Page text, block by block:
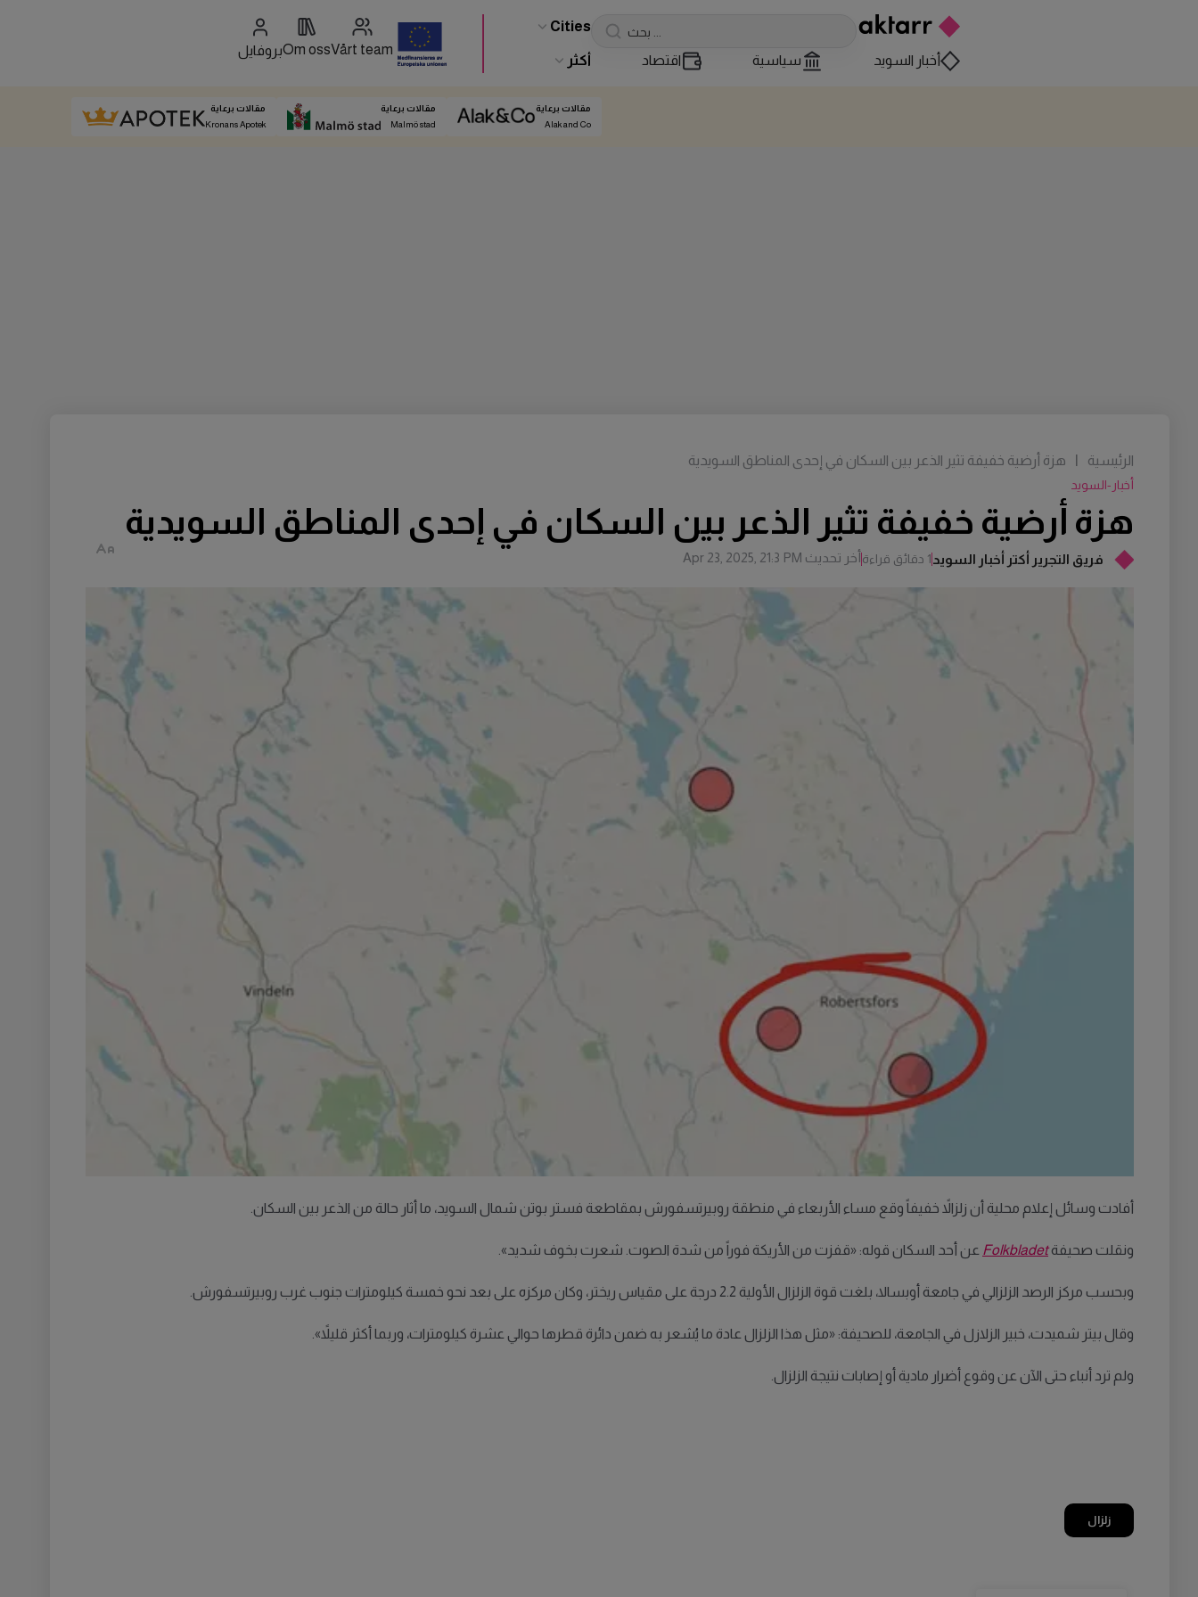
Cities
أخبار السويد سياسية اقتصاد أكثر
Vårt team
Om ossبروفايل
مقالات برعاية
Alak and Co
مقالات برعاية
Malmö stad
مقالات برعاية
Kronans Apotek
فريق التجرير أكتر أخبار السويد1 دقائق قراءة أخر تحديث Apr 23, 2025, 21:3 PM
هزة أرضية خفيفة تثير الذعر بين السكان في إحدى المناطق السويدية
أخبار-السويد
الرئيسية هزة أرضية خفيفة تثير الذعر بين السكان في إحدى المناطق السويدية
أفادت وسائل إعلام محلية أن زلزالاً خفيفاً وقع مساء الأربعاء في منطقة روبيرتسفورش بمقاطعة فستر بوتن شمال السويد، ما أثار حالة من الذعر بين السكان.
ونقلت صحيفةFolkbladet عن أحد السكان قوله: «قفزت من الأريكة فوراً من شدة الصوت. شعرت بخوف شديد».
وبحسب مركز الرصد الزلزالي في جامعة أوبسالا، بلغت قوة الزلزال الأولية 2.2 درجة على مقياس ريختر، وكان مركزه على بعد نحو خمسة كيلومترات جنوب غرب روبيرتسفورش.
وقال بيتر شميدت، خبير الزلازل في الجامعة، للصحيفة: «مثل هذا الزلزال عادة ما يُشعر به ضمن دائرة قطرها حوالي عشرة كيلومترات، وربما أكثر قليلاً».
ولم ترد أنباء حتى الآن عن وقوع أضرار مادية أو إصابات نتيجة الزلزال.
زلزال